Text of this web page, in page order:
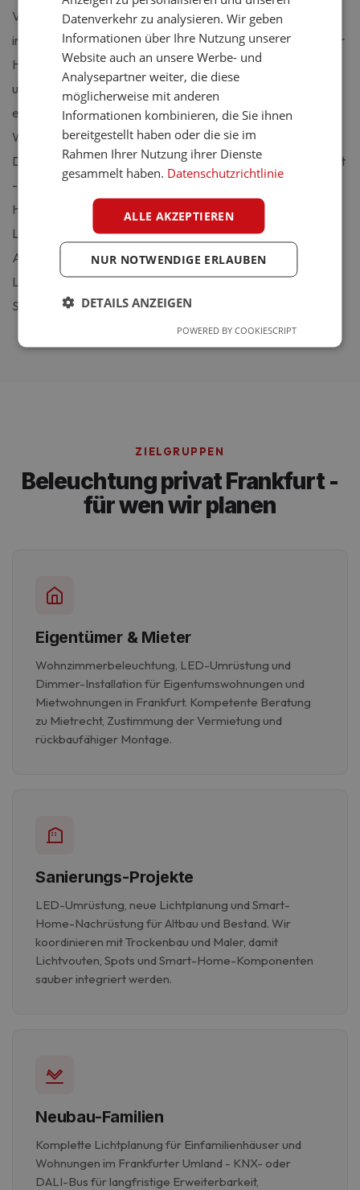
Von der ersten Idee bis zur fertigen Anlage planen,
installieren und warten wir Ihre private Beleuchtung aus einer
Hand. Die Beratung startet bei Ihnen vor Ort: Wir schauen
uns Räume, Lichtfall und Lebensgewohnheiten an und
entwerfen daraus ein Konzept, das zu Ihnen passt - für
Wohnung, Haus oder Sanierungs-Projekt.
Die Installation übernimmt unser Meister-Team aus Frankfurt
- inklusive LED-Umrüstung, Dimmer-Installation, Smart-
Home-Einbindung, Inbetriebnahme, Programmierung der
Lichtszenen und einer kurzen Einweisung in die Steuerung.
Auf Wunsch kommt der regelmäßige Service dazu, damit
Leuchten und Steuerung dauerhaft stabil laufen. Schreiben
Sie uns - wir kommen für ein erstes Gespräch vorbei.
ZIELGRUPPEN
Beleuchtung privat Frankfurt -
für wen wir planen
Eigentümer & Mieter
Wohnzimmerbeleuchtung, LED-Umrüstung und
Dimmer-Installation für Eigentumswohnungen und
Mietwohnungen in Frankfurt. Kompetente Beratung
zu Mietrecht, Zustimmung der Vermietung und
rückbaufähiger Montage.
Sanierungs-Projekte
LED-Umrüstung, neue Lichtplanung und Smart-
Home-Nachrüstung für Altbau und Bestand. Wir
koordinieren mit Trockenbau und Maler, damit
Lichtvouten, Spots und Smart-Home-Komponenten
sauber integriert werden.
Neubau-Familien
Komplette Lichtplanung für Einfamilienhäuser und
Wohnungen im Frankfurter Umland - KNX- oder
DALI-Bus für langfristige Erweiterbarkeit,
Datenverkehr zu analysieren. Wir geben
Informationen über Ihre Nutzung unserer
Website auch an unsere Werbe- und
Analysepartner weiter, die diese
möglicherweise mit anderen
Informationen kombinieren, die Sie ihnen
bereitgestellt haben oder die sie im
Rahmen Ihrer Nutzung ihrer Dienste
gesammelt haben. Datenschutzrichtlinie
ALLE AKZEPTIEREN
NUR NOTWENDIGE ERLAUBEN
DETAILS ANZEIGEN
Benutzeranmeldung und die Kontoverwaltung.
Ohne die unbedingt erforderlichen Cookies kann
die Website nicht ordnungsgemäß verwendet
werden.
POWERED BY COOKIESCRIPT